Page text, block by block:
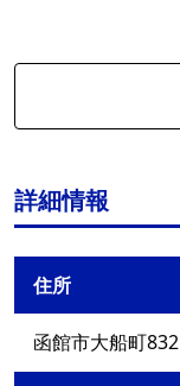
詳細情報
住所
函館市大船町832